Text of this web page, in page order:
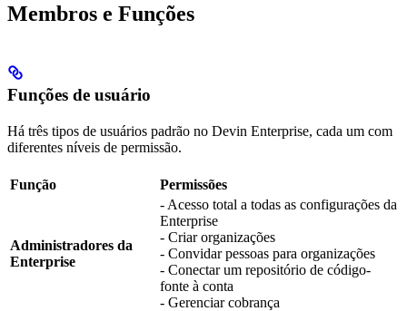
Membros e Funções
Funções de usuário
Há três tipos de usuários padrão no Devin Enterprise, cada um com
diferentes níveis de permissão.
Função Permissões
Administradores da
Enterprise
- Acesso total a todas as configurações da
Enterprise
- Criar organizações
- Convidar pessoas para organizações
- Conectar um repositório de código-
fonte à conta
- Gerenciar cobrança